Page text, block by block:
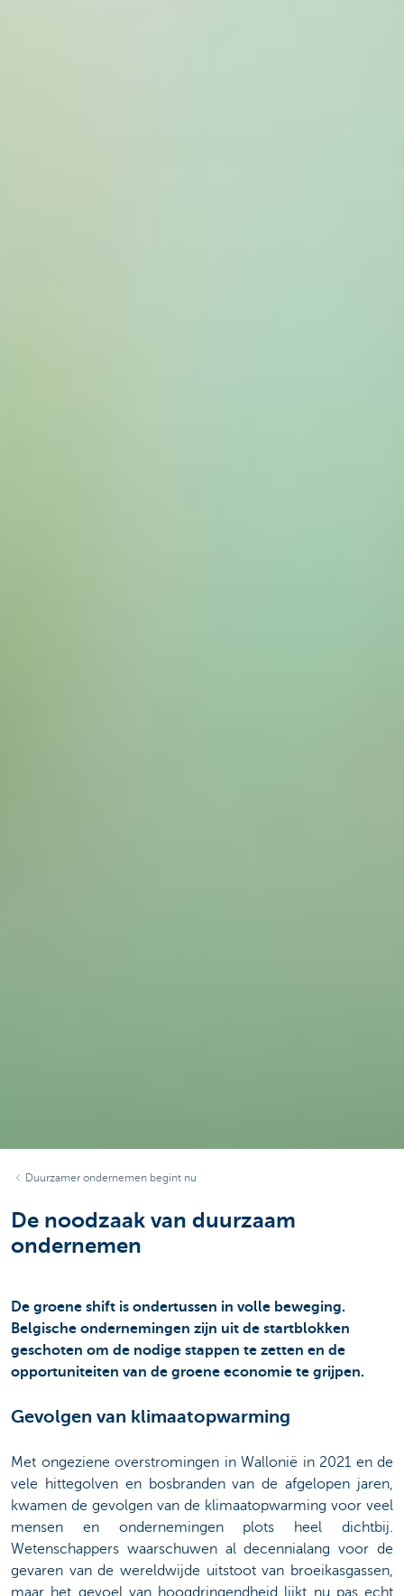
Duurzamer ondernemen begint nu
De noodzaak van duurzaam
ondernemen
De groene shift is ondertussen in volle beweging.
Belgische ondernemingen zijn uit de startblokken
geschoten om de nodige stappen te zetten en de
opportuniteiten van de groene economie te grijpen.
Gevolgen van klimaatopwarming
Met ongeziene overstromingen in Wallonië in 2021 en de
vele hittegolven en bosbranden van de afgelopen jaren,
kwamen de gevolgen van de klimaatopwarming voor veel
mensen en ondernemingen plots heel dichtbij.
Wetenschappers waarschuwen al decennialang voor de
gevaren van de wereldwijde uitstoot van broeikasgassen,
maar het gevoel van hoogdringendheid
lijkt nu pas echt